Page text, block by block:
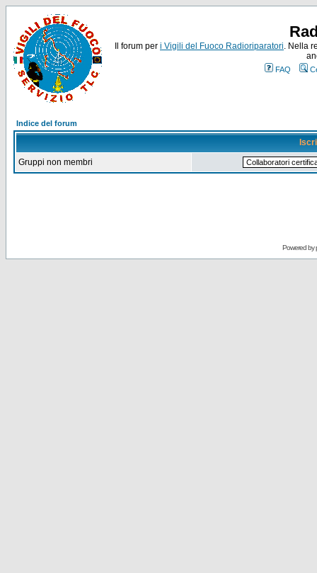
Il forum per i Vigili del Fuoco Radioriparatori. Nella
FAQ
Indice del forum
Gruppi non membri
Powered by